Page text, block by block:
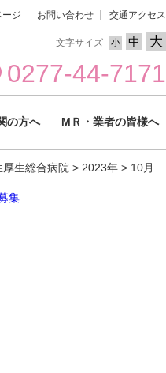
ージ お問い合わせ 交通アクセス
文字サイズ 小 中 大
0277-44-7171
の方へ МＲ・業者の皆様へ
厚生総合病院 > 2023年 > 10月
集